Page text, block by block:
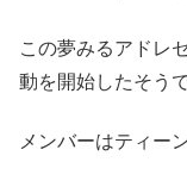
この夢みるアドレ
動を開始したそうで
メンバーはティー